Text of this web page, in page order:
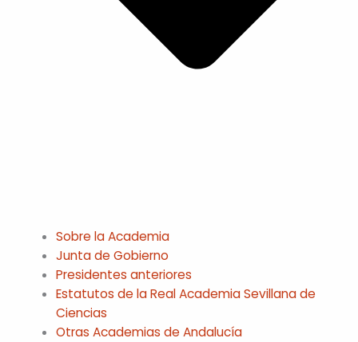
Sobre la Academia
Junta de Gobierno
Presidentes anteriores
Estatutos de la Real Academia Sevillana de
Ciencias
Otras Academias de Andalucía